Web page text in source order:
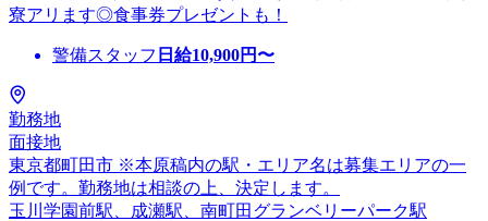
寮アリます◎食事券プレゼントも！
警備スタッフ 日給10,900円〜
勤務地
面接地
東京都町田市 ※本原稿内の駅・エリア名は募集エリアの一
例です。勤務地は相談の上、決定します。
玉川学園前駅、成瀬駅、南町田グランベリーパーク駅